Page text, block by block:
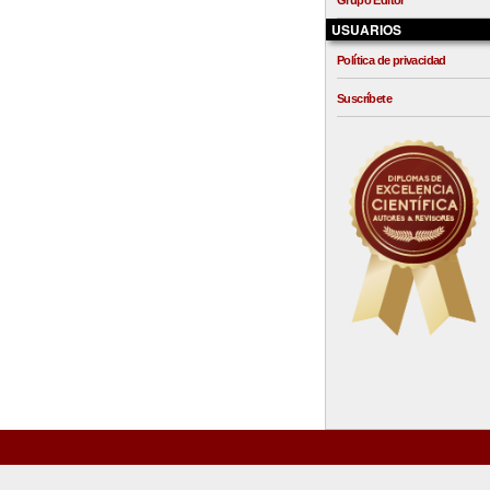
USUARIOS
Política de privacidad
Suscríbete